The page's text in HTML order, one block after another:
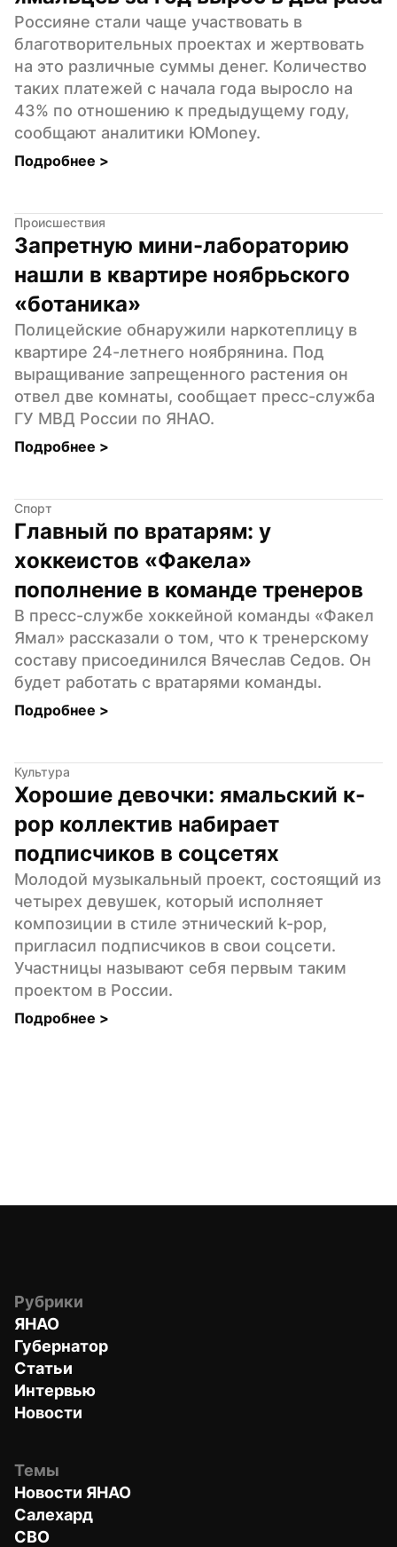
Россияне стали чаще участвовать в
благотворительных проектах и жертвовать
на это различные суммы денег. Количество
таких платежей с начала года выросло на
43% по отношению к предыдущему году,
сообщают аналитики ЮMoney.
Подробнее >
Происшествия
Запретную мини-лабораторию
нашли в квартире ноябрьского
«ботаника»
Полицейские обнаружили наркотеплицу в
квартире 24-летнего ноябрянина. Под
выращивание запрещенного растения он
отвел две комнаты, сообщает пресс-служба
ГУ МВД России по ЯНАО.
Подробнее >
Спорт
Главный по вратарям: у
хоккеистов «Факела»
пополнение в команде тренеров
В пресс-службе хоккейной команды «Факел
Ямал» рассказали о том, что к тренерскому
составу присоединился Вячеслав Седов. Он
будет работать с вратарями команды.
Подробнее >
Культура
Хорошие девочки: ямальский к-
pop коллектив набирает
подписчиков в соцсетях
Молодой музыкальный проект, состоящий из
четырех девушек, который исполняет
композиции в стиле этнический k-pop,
пригласил подписчиков в свои соцсети.
Участницы называют себя первым таким
проектом в России.
Подробнее >
Рубрики
ЯНАО
Губернатор
Статьи
Интервью
Новости
Темы
Новости ЯНАО
Салехард
СВО